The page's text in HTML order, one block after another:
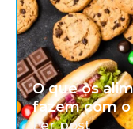
O que os
fazem com
Ler post